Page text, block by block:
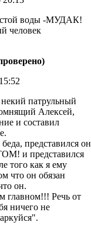
воды -МУДАК!
человек
патрульный
Алексей,
и составил
представился он
и представился
того как я ему
что он обязан
он.
главном!!! Речь от
ничего не